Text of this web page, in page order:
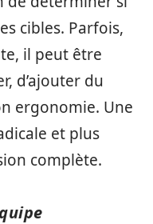
cibles. Parfois,
il peut être
d’ajouter du
ergonomie. Une
et plus
complète.